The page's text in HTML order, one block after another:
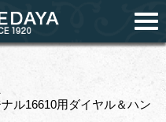
ル16610用ダイヤル＆ハン